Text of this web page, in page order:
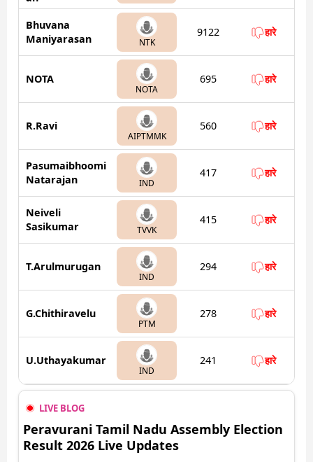
Bhuvana
Maniyarasan
NTK
9122 हारे
NOTA
NOTA
695 हारे
R.Ravi
AIPTMMK
560 हारे
Pasumaibhoomi
Natarajan
IND
417 हारे
Neiveli
Sasikumar
TVVK
415 हारे
T.Arulmurugan
IND
294 हारे
G.Chithiravelu
PTM
278 हारे
U.Uthayakumar
IND
241 हारे
LIVE BLOG
Peravurani Tamil Nadu Assembly Election
Result 2026 Live Updates